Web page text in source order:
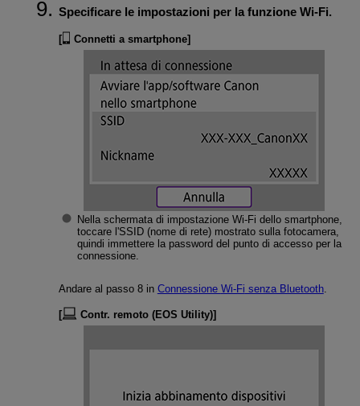
Specificare le impostazioni per la funzione Wi-Fi.
[ Connetti a smartphone]
Nella schermata di impostazione Wi-Fi dello smartphone,
toccare l'SSID (nome di rete) mostrato sulla fotocamera,
quindi immettere la password del punto di accesso per la
connessione.
Andare al passo 8 in Connessione Wi-Fi senza Bluetooth.
[ Contr. remoto (EOS Utility)]